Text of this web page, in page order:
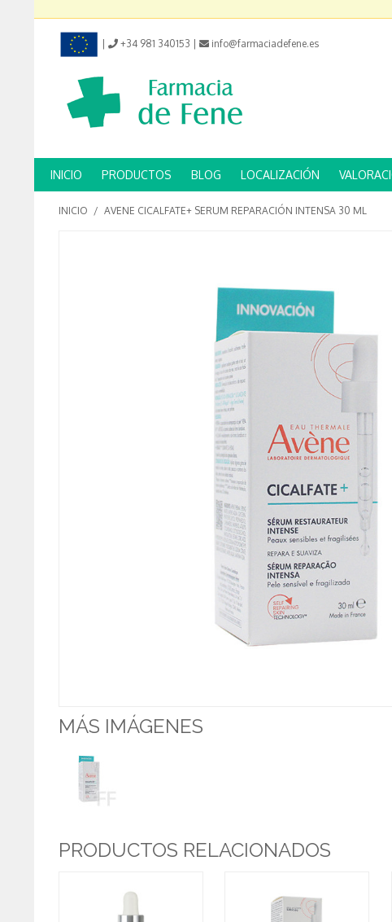
+34 981 340153 info@farmaciadefene.es
INICIO PRODUCTOS BLOG LOCALIZACIÓN
INICIO / AVENE CICALFATE+ SERUM REPARACIÓN INTENSA 30 ML
MÁS IMÁGENES
PRODUCTOS RELACIONADOS